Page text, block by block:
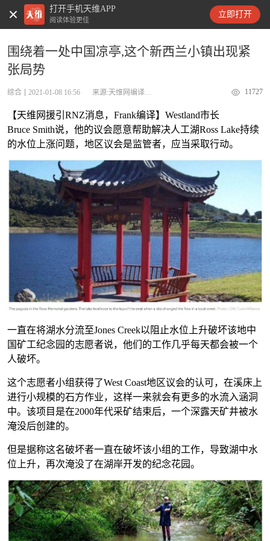
打开手机天维APP
阅读体验更佳
立即打开
天维新闻
围绕着一处中国凉亭,这个新西兰小镇出现紧
张局势
综合 2021-01-08 16:56 11727
【天维网援引RNZ消息，Frank编译】Westland市长
Bruce Smith说，他的议会愿意帮助解决人工湖Ross Lake持续
的水位上涨问题，地区议会是监管者，应当采取行动。
一直在将湖水分流至Jones Creek以阻止水位上升破坏该地中
国矿工纪念园的志愿者说，他们的工作几乎每天都会被一个
人破坏。
这个志愿者小组获得了West Coast地区议会的认可，在溪床上
进行小规模的石方作业，这样一来就会有更多的水流入涵洞
中。该项目是在2000年代采矿结束后，一个深露天矿井被水
淹没后创建的。
但是据称这名破坏者一直在破坏该小组的工作，导致湖中水
位上升，再次淹没了在湖岸开发的纪念花园。